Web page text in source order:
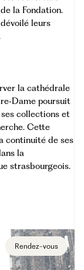
la Fondation.
leurs
la cathédrale
poursuit
collections et
Cette
continuité de ses
la
strasbourgeois.
Rendez-vous